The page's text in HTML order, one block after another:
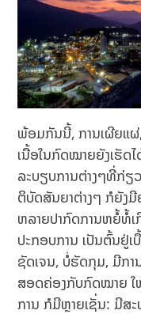
ພ້ອມກັນນີ້, ການເຜີຍແຜ່
ເນື້ອໃນກົດໝາຍຍັງເຮັດ
ລະບຽບການຕ່າງໆທີ່ກ່ຽ
ຕິບັດສັນຍາຕ່າງໆ ກໍຍັງ
ຫລາຍປາກົດການຫຍໍ້ທໍ້ເ
ປະກອບການ ເປັນຕົ້ນຢູ່
ຊັດເຈນ, ບໍ່ຮັດກຸມ, ມີກາ
ສອດຄ່ອງກັບກົດໝາຍ ໃ
ການ ກໍມີຫຼາຍເຊັ່ນ: ມີສ